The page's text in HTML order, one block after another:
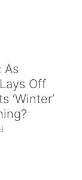
As
Off
‘Winter’